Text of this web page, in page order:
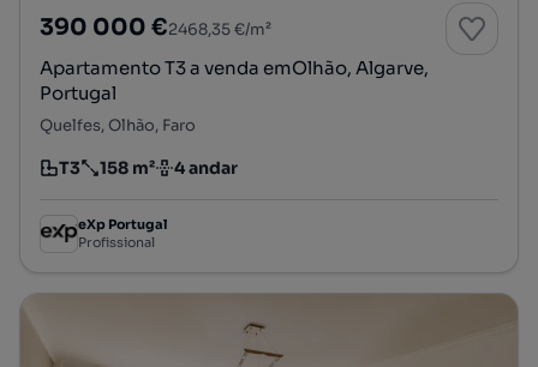
390 000 €2468,35 €/m²
Apartamento T3 a venda emOlhão, Algarve,
Portugal
Quelfes, Olhão, Faro
Tipologia
T3
Preço por metro quadrado
158 m²
Andar 4 andar
eXp Portugal
Profissional